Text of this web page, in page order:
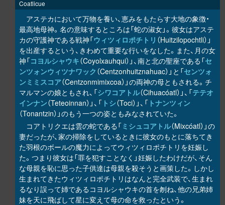
Coatlicue
アステカにおいて万物を養い、恵みをもたらす大地の象徴・
最高地母神。名の意味するところは「蛇の淑女」。彼女はアステ
カの守護神である戦神「ウィツィロポチトリ （Huitzilopochtli）」
を出産するという、きわめて重要な行いをなした。また、月の女
神「コヨルシャウキ（Coyolxauhqui）」、南と北の聖座である「セ
ンツォンウィツナワック （Centzonhuitznahuac）」と「センツォ
ンミミスコア（Centzonmimixcoa）」の両神の母ともされる。チ
マルマンの娘ともされ、「シワコアトル（Cihuacóatl）」、「テテオ
インナン（Teteoinnan）」、「 トシ（Toci）」、「 トナンツィン
（Tonantzin）」のもう一つの姿ともみなされていた。
コアトリクエは雲の蛇である「ミシュコアトル（Mixcóatl）」の
妻だったが、家の掃除をしているときに彼女のもとに落ちてき
た羽根のボールの魔力によってウィツィロポチトリを妊娠し
た。つまり彼女は「罪を犯すことなく」妊娠したわけだが、そん
な母親を恥に思った子供達は母親を殺そうと画策した。しかし
生まれてきたウィツィロポチトリはなんと完全武装で、生まれ
るなり誤って姉であるコヨルシャウキの首を刎ね、他の兄弟姉
妹を天に飛ばして星に変えて母の命を救ったという。